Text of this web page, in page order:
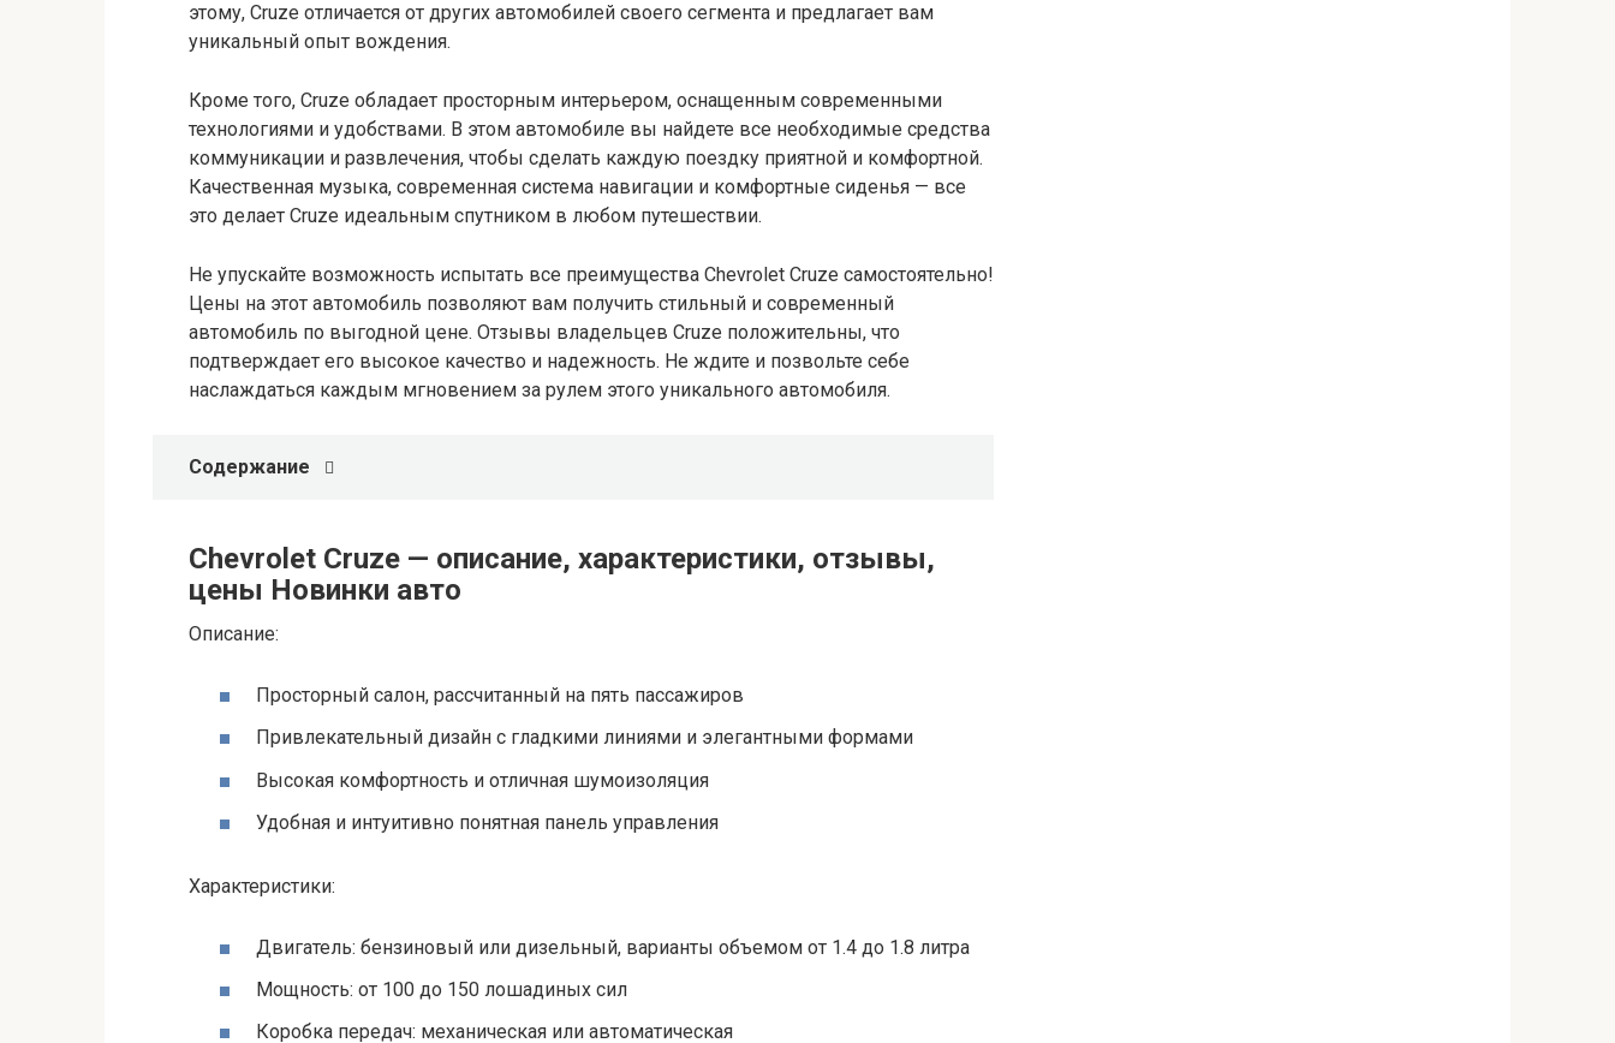
этому, Cruze отличается от других автомобилей своего сегмента и предлагает вам
уникальный опыт вождения.
Кроме того, Cruze обладает просторным интерьером, оснащенным современными
технологиями и удобствами. В этом автомобиле вы найдете все необходимые средства
коммуникации и развлечения, чтобы сделать каждую поездку приятной и комфортной.
Качественная музыка, современная система навигации и комфортные сиденья — все
это делает Cruze идеальным спутником в любом путешествии.
Не упускайте возможность испытать все преимущества Chevrolet Cruze самостоятельно!
Цены на этот автомобиль позволяют вам получить стильный и современный
автомобиль по выгодной цене. Отзывы владельцев Cruze положительны, что
подтверждает его высокое качество и надежность. Не ждите и позвольте себе
наслаждаться каждым мгновением за рулем этого уникального автомобиля.
Содержание
Chevrolet Cruze — описание, характеристики, отзывы,
цены Новинки авто
Описание:
Просторный салон, рассчитанный на пять пассажиров
Привлекательный дизайн с гладкими линиями и элегантными формами
Высокая комфортность и отличная шумоизоляция
Удобная и интуитивно понятная панель управления
Характеристики:
Двигатель: бензиновый или дизельный, варианты объемом от 1.4 до 1.8 литра
Мощность: от 100 до 150 лошадиных сил
Коробка передач: механическая или автоматическая